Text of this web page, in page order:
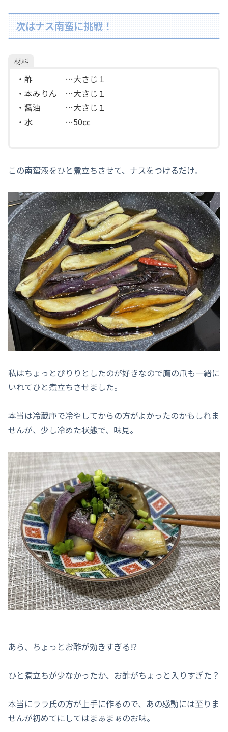
次はナス南蛮に挑戦！
材料
・酢 …大さじ１
・本みりん …大さじ１
・醤油 …大さじ１
・水 …50㏄
この南蛮液をひと煮立ちさせて、ナスをつけるだけ。
私はちょっとぴりりとしたのが好きなので鷹の爪も一緒に
いれてひと煮立ちさせました。
本当は冷蔵庫で冷やしてからの方がよかったのかもしれま
せんが、少し冷めた状態で、味見。
あら、ちょっとお酢が効きすぎる!?
ひと煮立ちが少なかったか、お酢がちょっと入りすぎた？
本当にララ氏の方が上手に作るので、あの感動には至りま
せんが初めてにしてはまぁまぁのお味。